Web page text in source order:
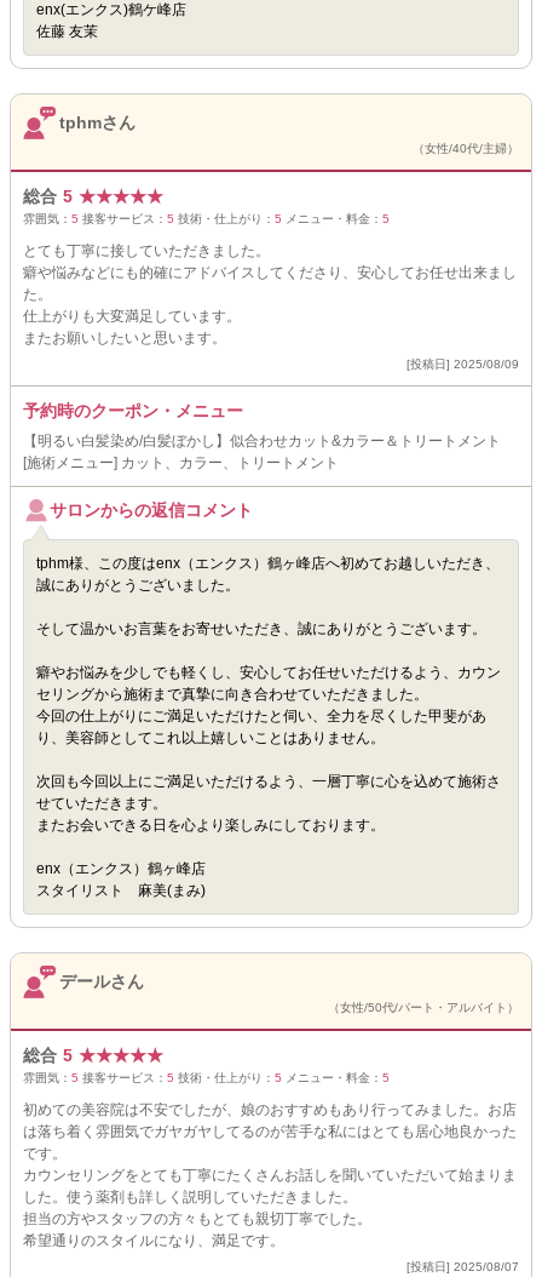
enx(エンクス)鶴ケ峰店
佐藤 友茉
tphmさん
（女性/40代/主婦）
総合 5 ★★★★★
雰囲気： 5 接客サービス： 5 技術・仕上がり： 5 メニュー・料金： 5
とても丁寧に接していただきました。
癖や悩みなどにも的確にアドバイスしてくださり、安心してお任せ出来まし
た。
仕上がりも大変満足しています。
またお願いしたいと思います。
[投稿日] 2025/08/09
予約時のクーポン・メニュー
【明るい白髪染め/白髪ぼかし】似合わせカット&カラー＆トリートメント
[施術メニュー] カット、カラー、トリートメント
サロンからの返信コメント
tphm様、この度はenx（エンクス）鶴ヶ峰店へ初めてお越しいただき、
誠にありがとうございました。
そして温かいお言葉をお寄せいただき、誠にありがとうございます。
癖やお悩みを少しでも軽くし、安心してお任せいただけるよう、カウン
セリングから施術まで真摯に向き合わせていただきました。
今回の仕上がりにご満足いただけたと伺い、全力を尽くした甲斐があ
り、美容師としてこれ以上嬉しいことはありません。
次回も今回以上にご満足いただけるよう、一層丁寧に心を込めて施術さ
せていただきます。
またお会いできる日を心より楽しみにしております。
enx（エンクス）鶴ヶ峰店
スタイリスト 麻美(まみ)
デールさん
（女性/50代/パート・アルバイト）
総合 5 ★★★★★
雰囲気： 5 接客サービス： 5 技術・仕上がり： 5 メニュー・料金： 5
初めての美容院は不安でしたが、娘のおすすめもあり行ってみました。お店
は落ち着く雰囲気でガヤガヤしてるのが苦手な私にはとても居心地良かった
です。
カウンセリングをとても丁寧にたくさんお話しを聞いていただいて始まりま
した。使う薬剤も詳しく説明していただきました。
担当の方やスタッフの方々もとても親切丁寧でした。
希望通りのスタイルになり、満足です。
[投稿日] 2025/08/07